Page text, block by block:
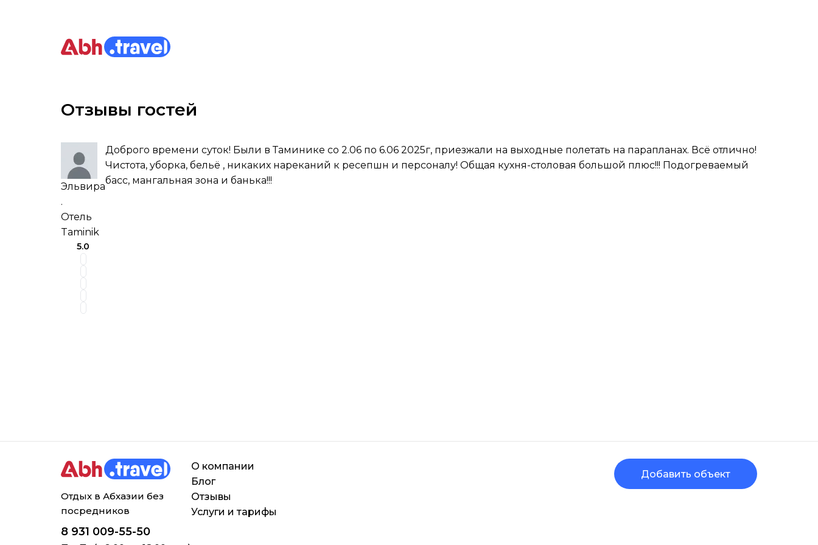
Отзывы гостей
Эльвира
.
Отель
Taminik
5.0
Доброго времени суток! Были в Таминике со 2.06 по 6.06 2025г, приезжали на выходные полетать на парапланах. Всё отлично!
Чистота, уборка, бельё , никаких нареканий к ресепшн и персоналу! Общая кухня-столовая большой плюс!!! Подогреваемый
басс, мангальная зона и банька!!!
Отдых в Абхазии без
посредников
8 931 009-55-50
О компании
Блог
Отзывы
Услуги и тарифы
Добавить объект